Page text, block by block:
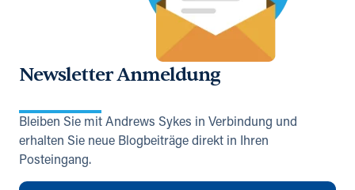
Newsletter Anmeldung
Bleiben Sie mit Andrews Sykes in Verbindung und
erhalten Sie neue Blogbeiträge direkt in Ihren
Posteingang.